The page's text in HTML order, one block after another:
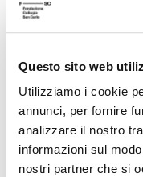
Questo sito web
Utilizziamo i cookie
annunci, per fornire
analizzare il nostro
informazioni sul
nostri partner che si
Editore
Anno